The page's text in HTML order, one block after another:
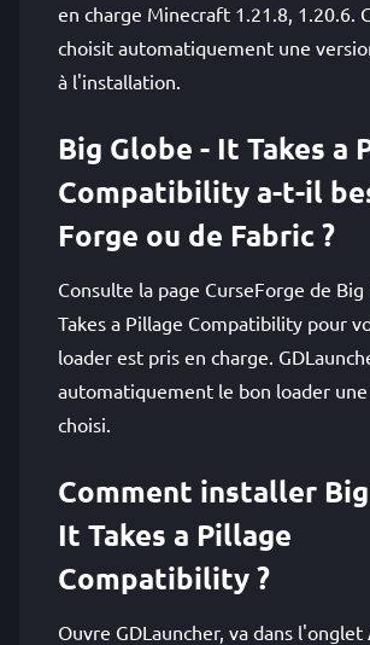
en charge Minecraft 1.21.8, 1.20.6.
choisit automatiquement une
à l'installation.
Big Globe - It Takes a
Compatibility a-t-il
Forge ou de Fabric ?
Consulte la page CurseForge de Big
Takes a Pillage Compatibility pour
loader est pris en charge.
automatiquement le bon loader
choisi.
Comment installer
It Takes a Pillage
Compatibility ?
Ouvre GDLauncher, va dans l'onglet